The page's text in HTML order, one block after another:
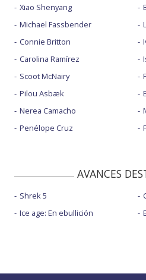
Xiao Shenyang
Michael Fassbender
Connie Britton
Carolina Ramírez
Scoot McNairy
Pilou Asbæk
Nerea Camacho
Penélope Cruz
AVANCES
Shrek 5
Ice age: En ebullición